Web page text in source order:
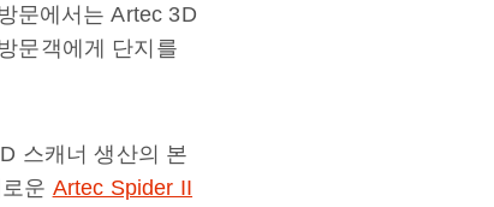
문에서는 Artec 3D
문객에게 단지를
스캐너 생산의 본
운 Artec Spider II